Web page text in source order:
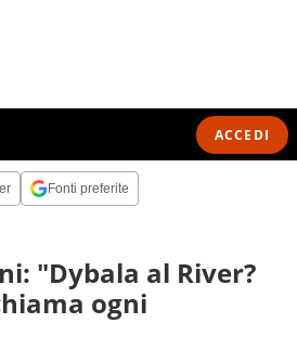
ACCEDI
Fonti preferite
"Dybala al River?
ogni